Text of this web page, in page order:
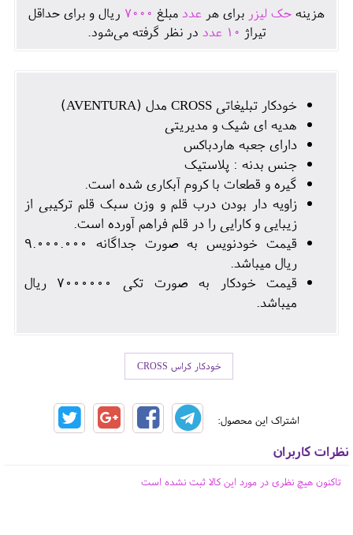
هزينه حک لیزر برای هر عدد مبلغ 7000 ريال و برای حداقل
تيراژ 10 عدد در نظر گرفته می‌شود.
خودکار تبلیغاتی CROSS مدل (AVENTURA)
هدیه ای شیک و مدیریتی
دارای جعبه هاردباکس
جنس بدنه : پلاستیک
گیره و قطعات با کروم آبکاری شده است.
زاویه دار بودن درب قلم و وزن سبک قلم ترکیبی از
زیبایی و کارایی را در قلم فراهم آورده است.
قیمت خودنویس به صورت جداگانه 9.000.000
ریال میباشد.
قیمت خودکار به صورت تکی 7000000 ریال
میباشد.
خودکار کراس CROSS
اشتراک این محصول:
نظرات کاربران
تاکنون هیچ نظری در مورد این کالا ثبت نشده است